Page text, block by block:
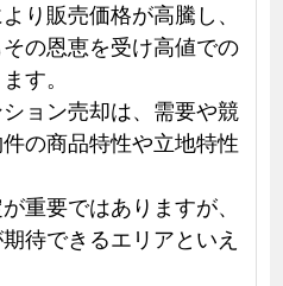
り販売価格が高騰し、
の恩恵を受け高値での
す。
ョン売却は、需要や競
の商品特性や立地特性
重要ではありますが、
待できるエリアといえ